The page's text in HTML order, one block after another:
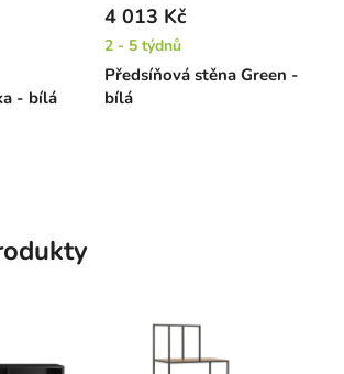
- bílá
Předsíňová stěna Green -
bílá
4 013 Kč
2 - 5 týdnů